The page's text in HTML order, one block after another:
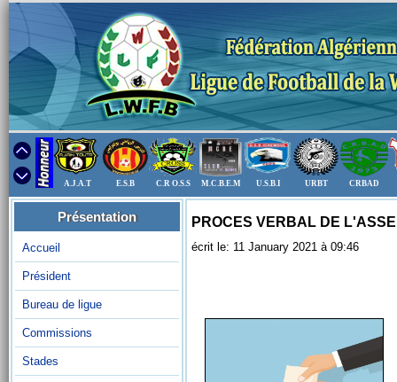
A.J.A.T E.S.B C.R O.S.S M.C.B.E.M U.S.B.I URBT CRBAD
Présentation
Accueil
Président
Bureau de ligue
Commissions
Stades
PROCES VERBAL DE
écrit le: 11 January 2021 à 09:46